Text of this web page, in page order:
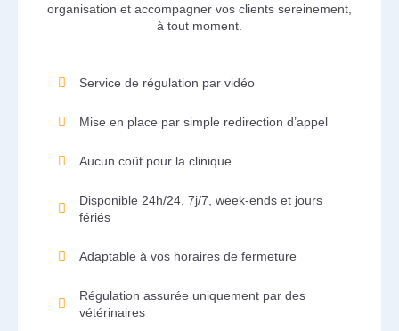
organisation et accompagner vos clients sereinement,
à tout moment.
Service de régulation par vidéo
Mise en place par simple redirection d’appel
Aucun coût pour la clinique
Disponible 24h/24, 7j/7, week-ends et jours
fériés
Adaptable à vos horaires de fermeture
Régulation assurée uniquement par des
vétérinaires